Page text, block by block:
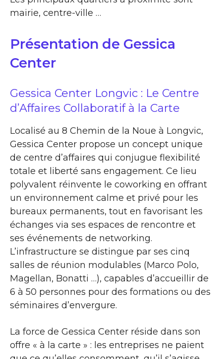
mairie, centre-ville …
Présentation de Gessica
Center
Gessica Center Longvic : Le Centre
d’Affaires Collaboratif à la Carte
Localisé au 8 Chemin de la Noue à Longvic,
Gessica Center propose un concept unique
de centre d’affaires qui conjugue flexibilité
totale et liberté sans engagement. Ce lieu
polyvalent réinvente le coworking en offrant
un environnement calme et privé pour les
bureaux permanents, tout en favorisant les
échanges via ses espaces de rencontre et
ses événements de networking.
L’infrastructure se distingue par ses cinq
salles de réunion modulables (Marco Polo,
Magellan, Bonatti …), capables d’accueillir de
6 à 50 personnes pour des formations ou des
séminaires d’envergure.
La force de Gessica Center réside dans son
offre « à la carte » : les entreprises ne paient